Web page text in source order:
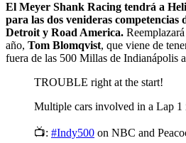
El Meyer Shank Racing tendrá a
para las dos venideras competencias
Detroit y Road America.
año, Tom Blomqvist, que viene de
fuera de las 500 Millas de Indianápolis
TROUBLE right at the start!
Multiple cars involved in a Lap 1
📺: #Indy500 on NBC and